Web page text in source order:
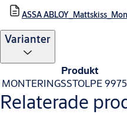
ASSA
Varianter
Produkt
MONTERINGSSTOLPE
Relaterade